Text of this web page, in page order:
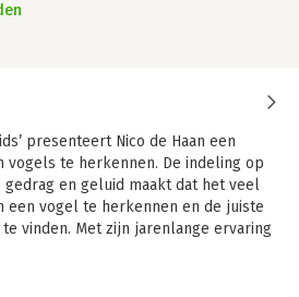
presenteert Nico de Haan een
vogels te herkennen. De indeling op
en geluid maakt dat het veel
vogel te herkennen en de juiste
vinden. Met zijn jarenlange ervaring